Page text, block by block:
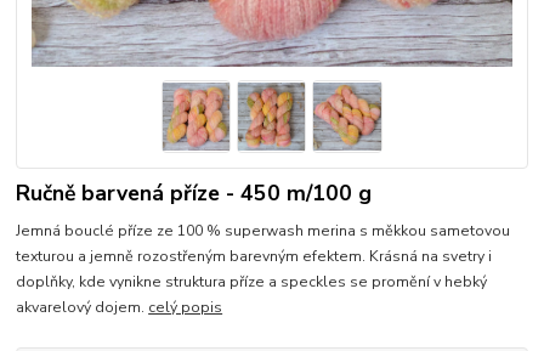
Ručně barvená příze - 450 m/100 g
Jemná bouclé příze ze 100 % superwash merina s měkkou sametovou
texturou a jemně rozostřeným barevným efektem. Krásná na svetry i
doplňky, kde vynikne struktura příze a speckles se promění v hebký
akvarelový dojem. celý popis